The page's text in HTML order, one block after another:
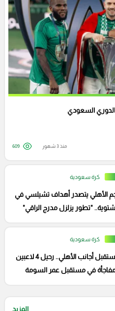
السعودي
منذ 3 شهور 609
كرة سعودية
الأهلي يتصدر أهداف تشيلسي في
"تطور يزلزل مدرج الراقي"
كرة سعودية
مستقبل أجانب الأهلي.. رحيل 4 لاعبين
في مستقبل عمر السومة
المزيد